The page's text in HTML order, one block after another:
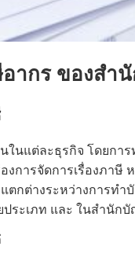
ากร ของสำ
ในแต่ละธุรกิจ โดยก
การจัดการเรื่องภาษี
ตกต่างระหว่างการท
ระเภท และ ในสำนัก